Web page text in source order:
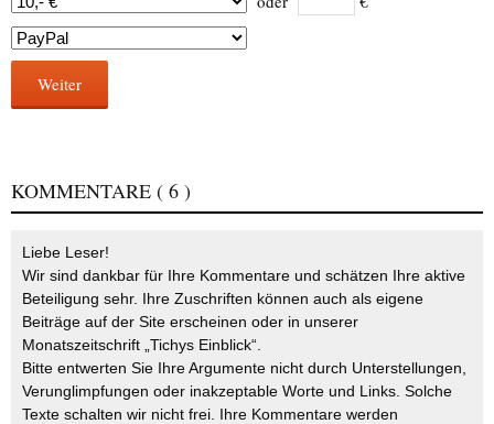
Weiter
KOMMENTARE ( 6 )
Liebe Leser!
Wir sind dankbar für Ihre Kommentare und schätzen Ihre aktive
Beteiligung sehr. Ihre Zuschriften können auch als eigene
Beiträge auf der Site erscheinen oder in unserer
Monatszeitschrift „Tichys Einblick“.
Bitte entwerten Sie Ihre Argumente nicht durch Unterstellungen,
Verunglimpfungen oder inakzeptable Worte und Links. Solche
Texte schalten wir nicht frei. Ihre Kommentare werden